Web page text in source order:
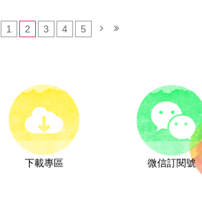
1 2 3 4 5
下載專區 微信訂閱號